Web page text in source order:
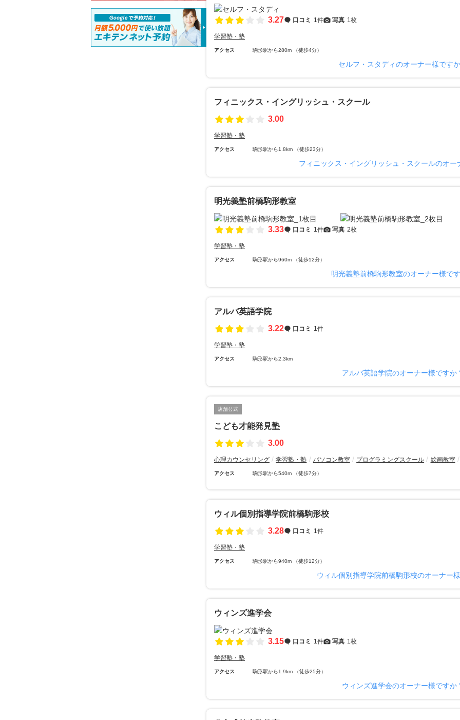
3.27 口コミ 1件 写真 1枚
学習塾・塾
アクセス 駒形駅から280m （徒歩4分）
セルフ・スタディのオーナー様です
フィニックス・イングリッシュ・スクール
3.00
学習塾・塾
アクセス 駒形駅から1.8km （徒歩23分）
フィニックス・イングリッシュ・スクールのオー
明光義塾前橋駒形教室
3.33 口コミ 1件 写真 2枚
学習塾・塾
アクセス 駒形駅から960m （徒歩12分）
明光義塾前橋駒形教室のオーナー様で
アルバ英語学院
3.22
口コミ 1件
学習塾・塾
アクセス 駒形駅から2.3km
アルバ英語学院のオーナー様ですか
店舗公式
こども才能発見塾
3.00
心理カウンセリング 学習塾・塾 パソコン教室 プログラミングスクール 絵画教室
アクセス 駒形駅から540m （徒歩7分）
ウィル個別指導学院前橋駒形校
3.28
口コミ 1件
学習塾・塾
アクセス 駒形駅から940m （徒歩12分）
ウィル個別指導学院前橋駒形校のオーナー
ウィンズ進学会
3.15 口コミ 1件 写真 1枚
学習塾・塾
アクセス 駒形駅から1.9km （徒歩25分）
ウィンズ進学会のオーナー様ですか